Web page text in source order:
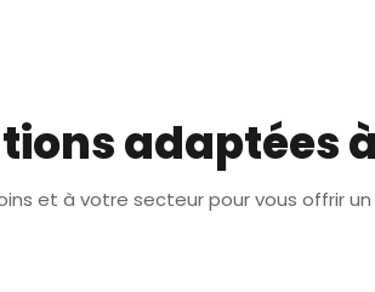
adaptées
et à votre secteur pour vous offrir